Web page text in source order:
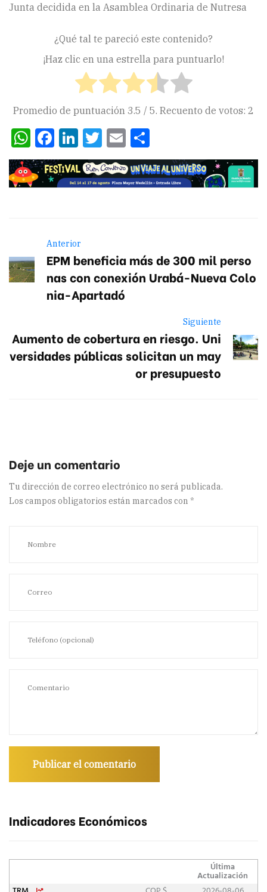
Junta decidida en la Asamblea Ordinaria de Nutresa
¿Qué tal te pareció este contenido?
¡Haz clic en una estrella para puntuarlo!
Promedio de puntuación 3.5 / 5. Recuento de votos: 2
WhatsApp
Facebook
LinkedIn
Twitter
Email
Anterior
EPM beneficia más de 300 mil perso
nas con conexión Urabá-Nueva Colo
nia-Apartadó
Siguiente
Aumento de cobertura en riesgo. Uni
versidades públicas solicitan un may
or presupuesto
Tu dirección de correo electrónico no será publicada.
Los campos obligatorios están marcados con *
Indicadores Económicos